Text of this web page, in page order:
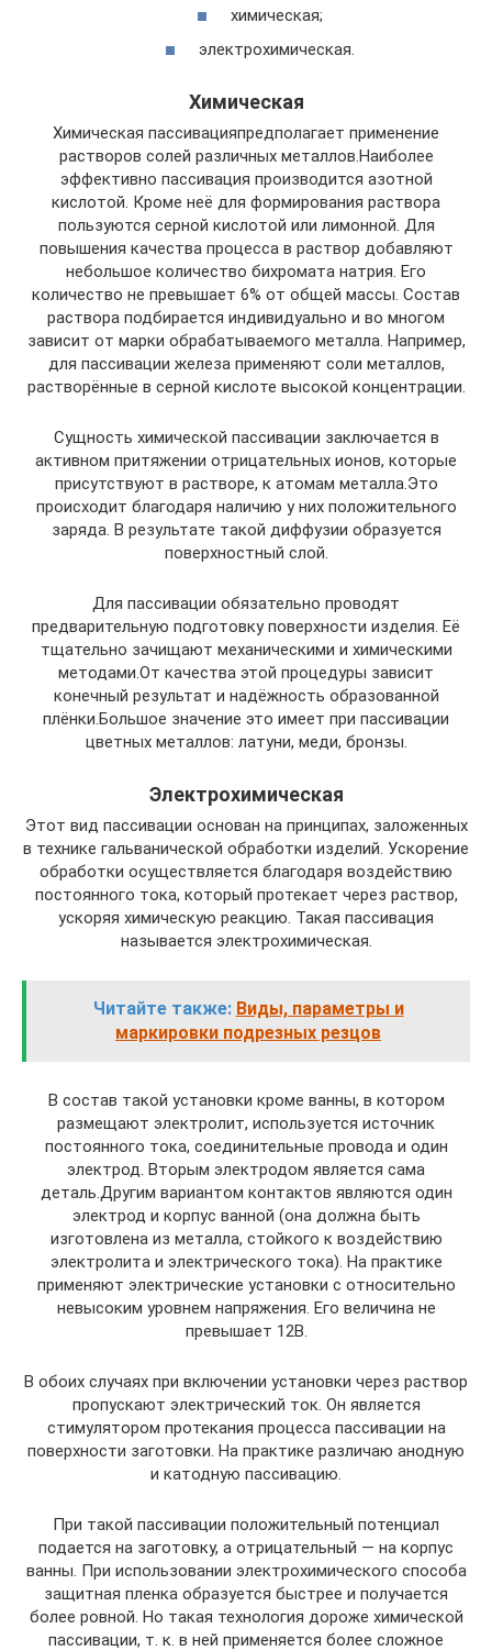
химическая;
электрохимическая.
Химическая
Химическая пассивацияпредполагает применение
растворов солей различных металлов.Наиболее
эффективно пассивация производится азотной
кислотой. Кроме неё для формирования раствора
пользуются серной кислотой или лимонной. Для
повышения качества процесса в раствор добавляют
небольшое количество бихромата натрия. Его
количество не превышает 6% от общей массы. Состав
раствора подбирается индивидуально и во многом
зависит от марки обрабатываемого металла. Например,
для пассивации железа применяют соли металлов,
растворённые в серной кислоте высокой концентрации.
Сущность химической пассивации заключается в
активном притяжении отрицательных ионов, которые
присутствуют в растворе, к атомам металла.Это
происходит благодаря наличию у них положительного
заряда. В результате такой диффузии образуется
поверхностный слой.
Для пассивации обязательно проводят
предварительную подготовку поверхности изделия. Её
тщательно зачищают механическими и химическими
методами.От качества этой процедуры зависит
конечный результат и надёжность образованной
плёнки.Большое значение это имеет при пассивации
цветных металлов: латуни, меди, бронзы.
Электрохимическая
Этот вид пассивации основан на принципах, заложенных
в технике гальванической обработки изделий. Ускорение
обработки осуществляется благодаря воздействию
постоянного тока, который протекает через раствор,
ускоряя химическую реакцию. Такая пассивация
называется электрохимическая.
Читайте также: Виды, параметры и
маркировки подрезных резцов
В состав такой установки кроме ванны, в котором
размещают электролит, используется источник
постоянного тока, соединительные провода и один
электрод. Вторым электродом является сама
деталь.Другим вариантом контактов являются один
электрод и корпус ванной (она должна быть
изготовлена из металла, стойкого к воздействию
электролита и электрического тока). На практике
применяют электрические установки с относительно
невысоким уровнем напряжения. Его величина не
превышает 12В.
В обоих случаях при включении установки через раствор
пропускают электрический ток. Он является
стимулятором протекания процесса пассивации на
поверхности заготовки. На практике различаю анодную
и катодную пассивацию.
При такой пассивации положительный потенциал
подается на заготовку, а отрицательный — на корпус
ванны. При использовании электрохимического способа
защитная пленка образуется быстрее и получается
более ровной. Но такая технология дороже химической
пассивации, т. к. в ней применяется более сложное